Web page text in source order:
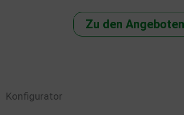
Zu den Angeboten
Konfigurator